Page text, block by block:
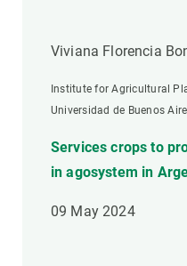
Viviana Florencia
Institute for Agricultural
Universidad de Buenos
Services crops to
in agosystem in
09 May 2024